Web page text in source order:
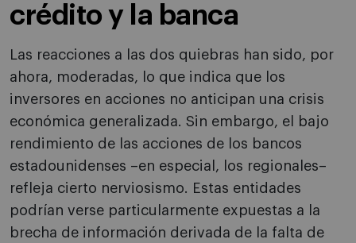
crédito y la banca
Las reacciones a las dos quiebras han sido, por
ahora, moderadas, lo que indica que los
inversores en acciones no anticipan una crisis
económica generalizada. Sin embargo, el bajo
rendimiento de las acciones de los bancos
estadounidenses –en especial, los regionales–
refleja cierto nerviosismo. Estas entidades
podrían verse particularmente expuestas a la
brecha de información derivada de la falta de